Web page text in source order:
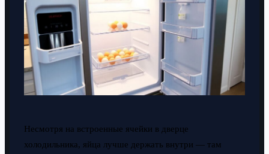
Несмотря на встроенные ячейки в дверце
холодильника, яйца лучше держать внутри — там